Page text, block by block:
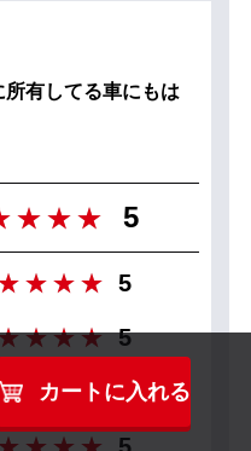
カートに入れる
有してる車にもは
5
5
5
5